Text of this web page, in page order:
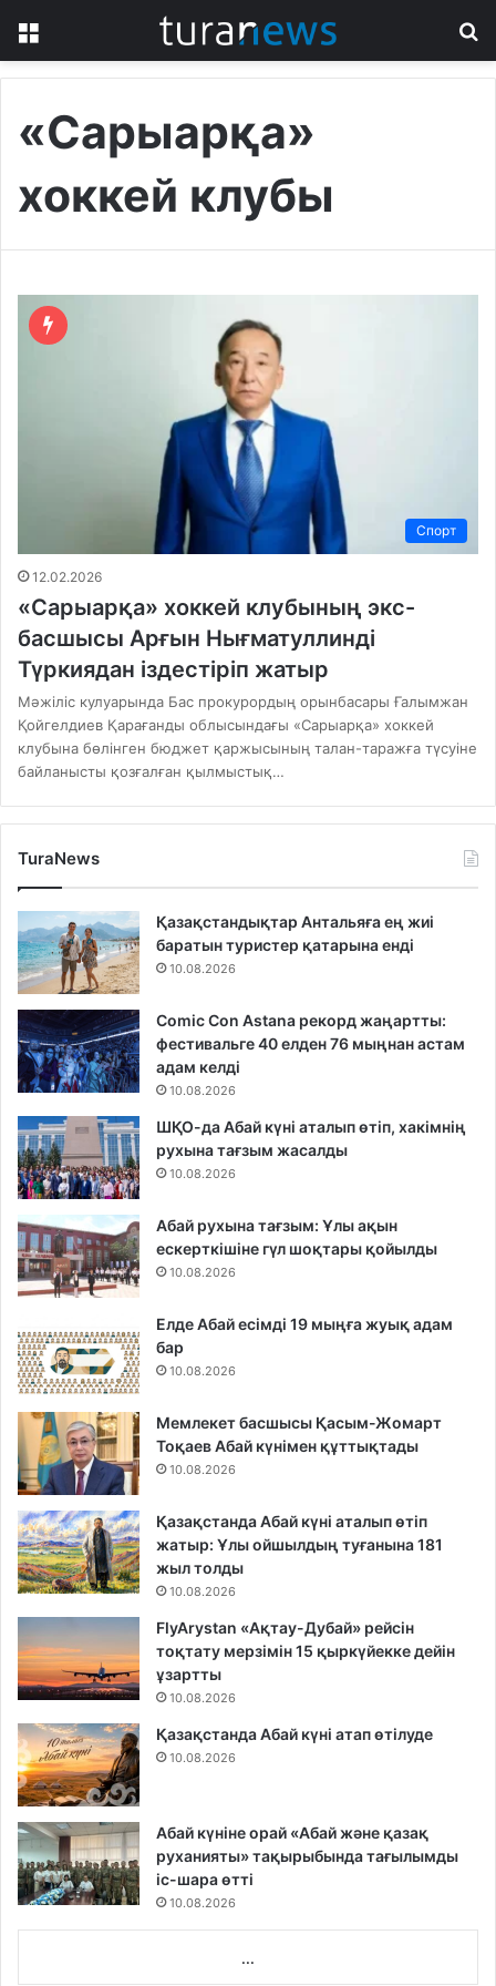
«Сарыарқа»
хоккей клубы
Спорт
12.02.2026
«Сарыарқа» хоккей клубының экс-
басшысы Арғын Нығматуллинді
Түркиядан іздестіріп жатыр
Мәжіліс кулуарында Бас прокурордың орынбасары Ғалымжан
Қойгелдиев Қарағанды облысындағы «Сарыарқа» хоккей
клубына бөлінген бюджет қаржысының талан-таражға түсуіне
байланысты қозғалған қылмыстық…
TuraNews
Қазақстандықтар Антальяға ең жиі
баратын туристер қатарына енді
10.08.2026
Comic Con Astana рекорд жаңартты:
фестивальге 40 елден 76 мыңнан астам
адам келді
10.08.2026
ШҚО-да Абай күні аталып өтіп, хакімнің
рухына тағзым жасалды
10.08.2026
Абай рухына тағзым: Ұлы ақын
ескерткішіне гүл шоқтары қойылды
10.08.2026
Елде Абай есімді 19 мыңға жуық адам
бар
10.08.2026
Мемлекет басшысы Қасым-Жомарт
Тоқаев Абай күнімен құттықтады
10.08.2026
Қазақстанда Абай күні аталып өтіп
жатыр: Ұлы ойшылдың туғанына 181
жыл толды
10.08.2026
FlyArystan «Ақтау-Дубай» рейсін
тоқтату мерзімін 15 қыркүйекке дейін
ұзартты
10.08.2026
Қазақстанда Абай күні атап өтілуде
10.08.2026
Абай күніне орай «Абай және қазақ
руханияты» тақырыбында тағылымды
іс-шара өтті
10.08.2026
...